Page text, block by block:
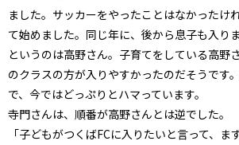
ました。サッカーをやったことはなかったけ
て始めました。同じ年に、後から息子も入り
というのは高野さん。子育てをしている高野
のクラスの方が入りやすかったのだそうです
で、今ではどっぷりとハマっています。
寺門さんは、順番が高野さんとは逆でした。
「子どもがつくばFCに入りたいと言って、ま